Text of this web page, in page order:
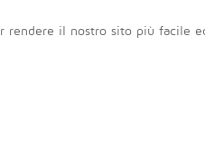
rendere il nostro sito più facile